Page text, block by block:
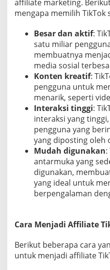
affiliate marketing.
mengapa memilih
Besar dan aktif:
satu miliar
membuatnya
media sosial
Konten kreatif:
pengguna untuk
menarik, seperti
Interaksi tinggi:
interaksi yang
pengguna yang
yang diposting oleh
Mudah digunakan
antarmuka yang
digunakan,
yang ideal untuk
berpengalaman
Cara Menjadi Affiliate
Berikut beberapa cara
untuk menjadi affiliate